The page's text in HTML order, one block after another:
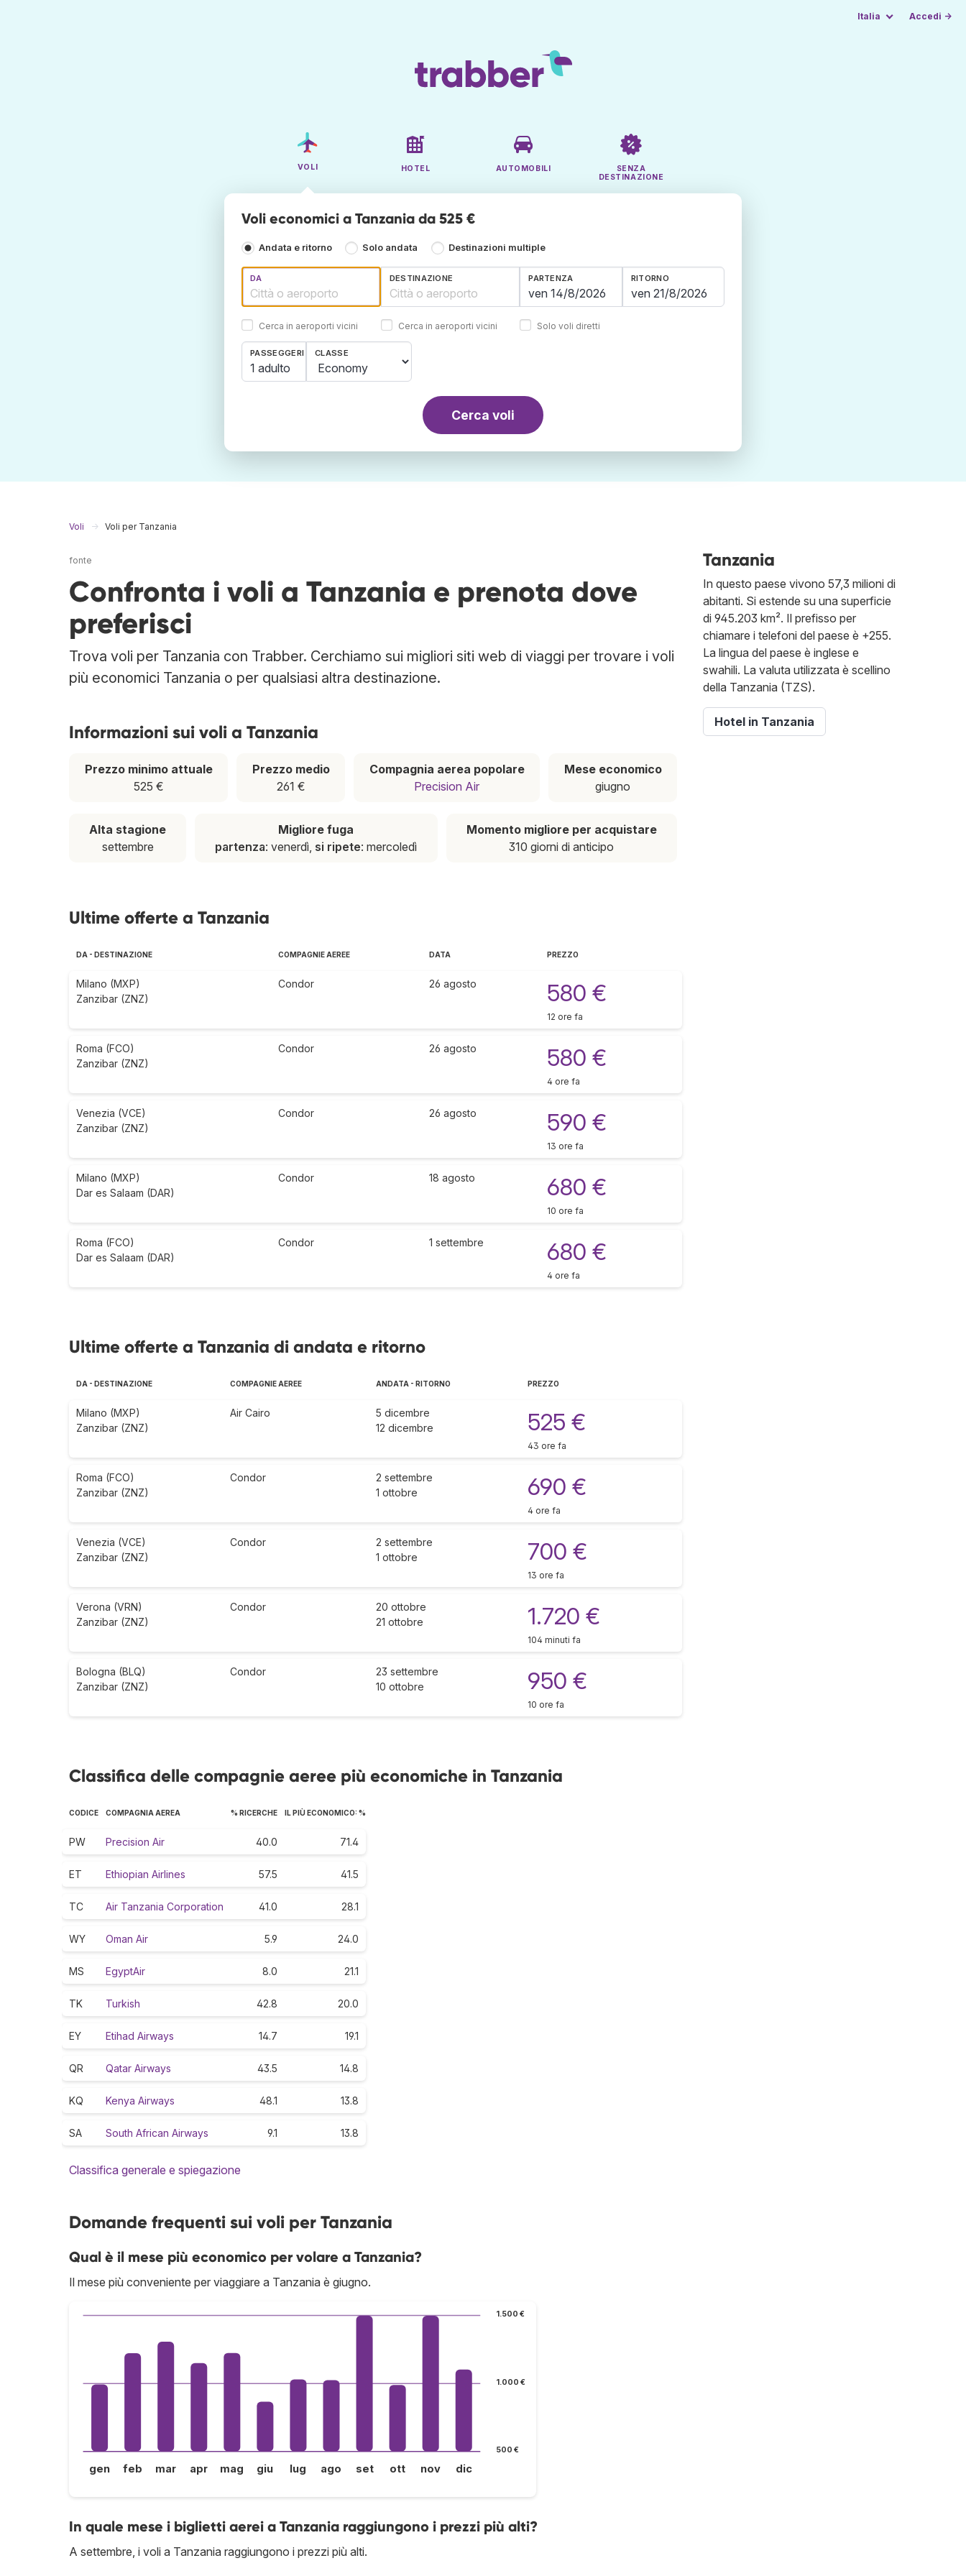
Italia Accedi →
VOLI HOTEL AUTOMOBILI
SENZA
DESTINAZIONE
Voli economici a Tanzania da 525 €
Andata e ritorno Solo andata Destinazioni multiple
DA
Cerca in aeroporti vicini
DESTINAZIONE
Cerca in aeroporti vicini
PARTENZA RITORNO
Solo voli diretti
PASSEGGERI
1 adulto
CLASSE
Cerca voli
Voli Voli per Tanzania
fonte
Confronta i voli a Tanzania e prenota dove
preferisci
Trova voli per Tanzania con Trabber. Cerchiamo sui migliori siti web di viaggi per trovare i voli
più economici Tanzania o per qualsiasi altra destinazione.
Informazioni sui voli a Tanzania
Prezzo minimo attuale
525 €
Prezzo medio
261 €
Compagnia aerea popolare
Precision Air
Mese economico
giugno
Alta stagione
settembre
Migliore fuga
partenza: venerdì, si ripete: mercoledì
Momento migliore per acquistare
310 giorni di anticipo
Ultime offerte a Tanzania
DA - DESTINAZIONE COMPAGNIE AEREE DATA PREZZO
Milano (MXP)
Zanzibar (ZNZ)
Condor 26 agosto 580 €
12 ore fa
Roma (FCO)
Zanzibar (ZNZ)
Condor 26 agosto 580 €
4 ore fa
Venezia (VCE)
Zanzibar (ZNZ)
Condor 26 agosto 590 €
13 ore fa
Milano (MXP)
Dar es Salaam (DAR)
Condor 18 agosto 680 €
10 ore fa
Roma (FCO)
Dar es Salaam (DAR)
Condor 1 settembre 680 €
4 ore fa
Ultime offerte a Tanzania di andata e ritorno
DA - DESTINAZIONE COMPAGNIE AEREE ANDATA - RITORNO PREZZO
Milano (MXP)
Zanzibar (ZNZ)
Air Cairo
5 dicembre
12 dicembre
525 €
43 ore fa
Roma (FCO)
Zanzibar (ZNZ)
Condor
2 settembre
1 ottobre
690 €
4 ore fa
Venezia (VCE)
Zanzibar (ZNZ)
Condor
2 settembre
1 ottobre
700 €
13 ore fa
Verona (VRN)
Zanzibar (ZNZ)
Condor
20 ottobre
21 ottobre
1.720 €
104 minuti fa
Bologna (BLQ)
Zanzibar (ZNZ)
Condor
23 settembre
10 ottobre
950 €
10 ore fa
Classifica delle compagnie aeree più economiche in Tanzania
CODICE COMPAGNIA AEREA % RICERCHE IL PIÙ ECONOMICO: %
PW Precision Air 40.0 71.4
ET Ethiopian Airlines 57.5 41.5
TC Air Tanzania Corporation 41.0 28.1
WY Oman Air 5.9 24.0
MS EgyptAir 8.0 21.1
TK Turkish 42.8 20.0
EY Etihad Airways 14.7 19.1
QR Qatar Airways 43.5 14.8
KQ Kenya Airways 48.1 13.8
SA South African Airways 9.1 13.8
Classifica generale e spiegazione
Domande frequenti sui voli per Tanzania
Qual è il mese più economico per volare a Tanzania?
Il mese più conveniente per viaggiare a Tanzania è giugno.
500 €
1.000 €
1.500 €
gen feb mar apr mag giu lug ago set ott nov dic
In quale mese i biglietti aerei a Tanzania raggiungono i prezzi più alti?
A settembre, i voli a Tanzania raggiungono i prezzi più alti.
Tanzania
In questo paese vivono 57,3 milioni di
abitanti. Si estende su una superficie
di 945.203 km². Il prefisso per
chiamare i telefoni del paese è +255.
La lingua del paese è inglese e
swahili. La valuta utilizzata è scellino
della Tanzania (TZS).
Hotel in Tanzania